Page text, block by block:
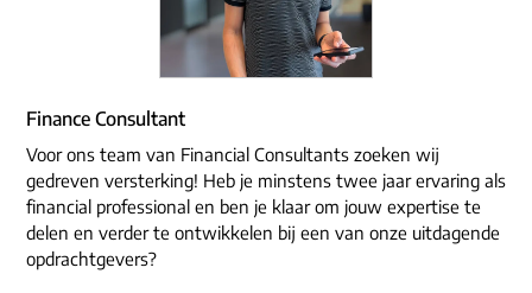
Finance Consultant
Voor ons team van Financial Consultants zoeken wij
gedreven versterking! Heb je minstens twee jaar ervaring als
financial professional en ben je klaar om jouw expertise te
delen en verder te ontwikkelen bij een van onze uitdagende
opdrachtgevers?